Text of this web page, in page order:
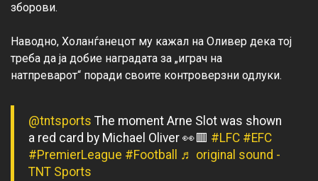
зборови.
Наводно, Холанѓанецот му кажал на Оливер дека тој
треба да ја добие наградата за „играч на
@tntsports The moment Arne Slot was shown
a red card by Michael Oliver 👀🟥 #LFC #EFC
#PremierLeague #Football
♬ original sound -
TNT Sports